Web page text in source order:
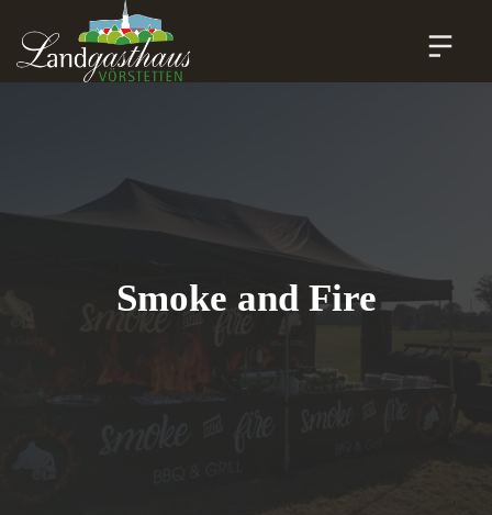
Smoke and Fire